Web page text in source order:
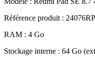
Référence produit :
RAM : 4 Go
Stockage interne : 64 Go